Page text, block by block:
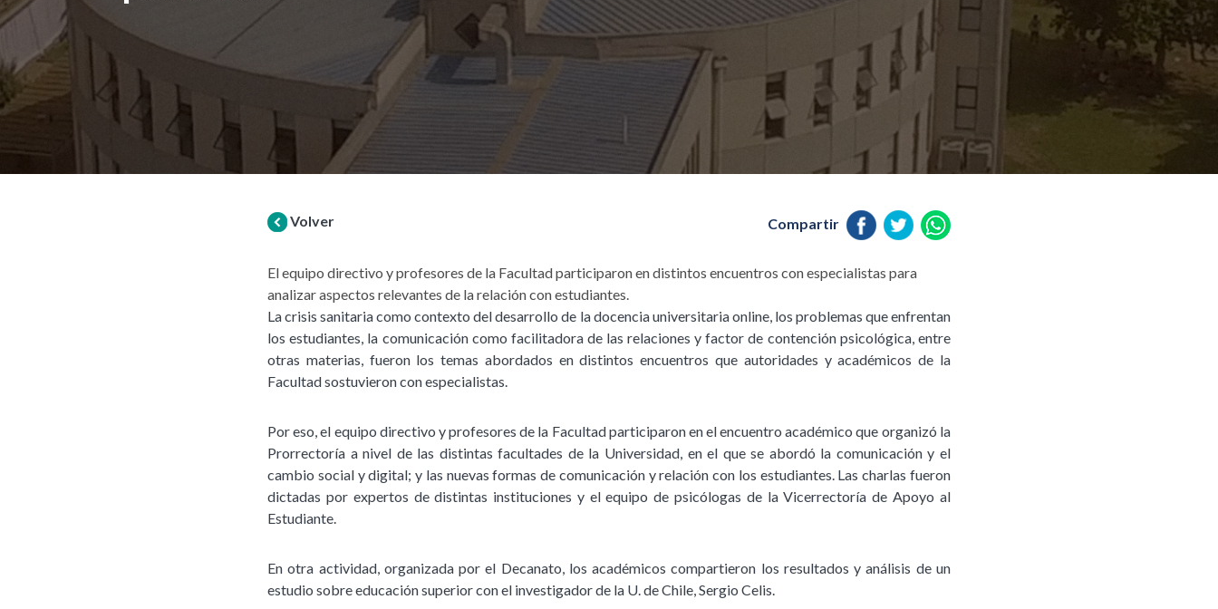
Volver Compartir
El equipo directivo y profesores de la Facultad participaron en distintos encuentros con especialistas para
analizar aspectos relevantes de la relación con estudiantes.
La crisis sanitaria como contexto del desarrollo de la docencia universitaria online, los problemas que enfrentan
los estudiantes, la comunicación como facilitadora de las relaciones y factor de contención psicológica, entre
otras materias, fueron los temas abordados en distintos encuentros que autoridades y académicos de la
Facultad sostuvieron con especialistas.
Por eso, el equipo directivo y profesores de la Facultad participaron en el encuentro académico que organizó la
Prorrectoría a nivel de las distintas facultades de la Universidad, en el que se abordó la comunicación y el
cambio social y digital; y las nuevas formas de comunicación y relación con los estudiantes. Las charlas fueron
dictadas por expertos de distintas instituciones y el equipo de psicólogas de la Vicerrectoría de Apoyo al
Estudiante.
En otra actividad, organizada por el Decanato, los académicos compartieron los resultados y análisis de un
estudio sobre educación superior con el investigador de la U. de Chile, Sergio Celis.